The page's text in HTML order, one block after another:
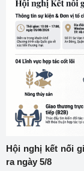
Hội nghị kết nối
ra ngày 5/8